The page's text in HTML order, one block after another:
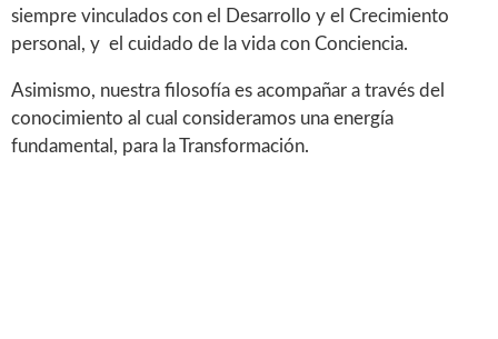
siempre vinculados con el Desarrollo y el Crecimiento
personal, y el cuidado de la vida con Conciencia.
Asimismo, nuestra filosofía es acompañar a través del
conocimiento al cual consideramos una energía
fundamental, para la Transformación.